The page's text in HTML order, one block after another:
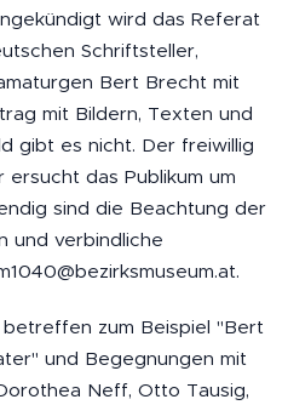
wird das Referat
Schriftsteller,
Bert Brecht mit
mit Bildern, Texten und
gibt es nicht. Der freiwillig
das Publikum um
sind die Beachtung der
und verbindliche
betreffen zum Beispiel "Bert
und Begegnungen mit
Neff, Otto Tausig,